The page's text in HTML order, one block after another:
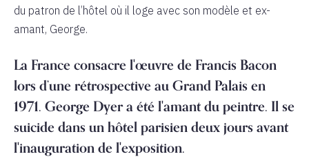
du patron de l’hôtel où il loge avec son modèle et ex-
amant, George.
La France consacre l'œuvre de Francis Bacon
lors d’une rétrospective au Grand Palais en
1971. George Dyer a été l'amant du peintre. Il se
suicide dans un hôtel parisien deux jours avant
l'inauguration de l'exposition.